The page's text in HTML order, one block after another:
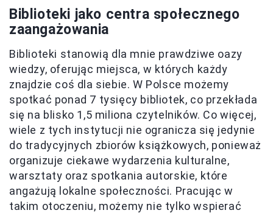
Biblioteki jako centra społecznego
zaangażowania
Biblioteki stanowią dla mnie prawdziwe oazy
wiedzy, oferując miejsca, w których każdy
znajdzie coś dla siebie. W Polsce możemy
spotkać ponad 7 tysięcy bibliotek, co przekłada
się na blisko 1,5 miliona czytelników. Co więcej,
wiele z tych instytucji nie ogranicza się jedynie
do tradycyjnych zbiorów książkowych, ponieważ
organizuje ciekawe wydarzenia kulturalne,
warsztaty oraz spotkania autorskie, które
angażują lokalne społeczności. Pracując w
takim otoczeniu, możemy nie tylko wspierać